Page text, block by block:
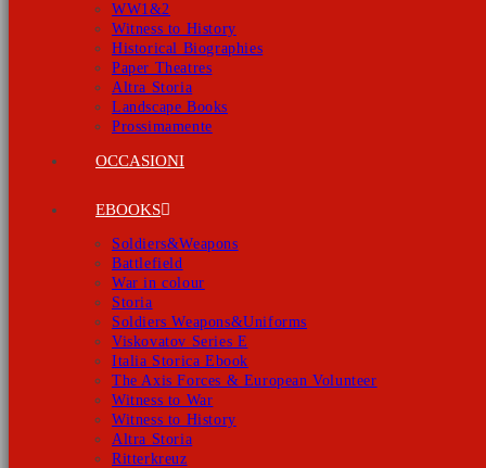
WW1&2
Witness to History
Historical Biographies
Paper Theatres
Altra Storia
Landscape Books
Prossimamente
OCCASIONI
EBOOKS
Soldiers&Weapons
Battlefield
War in colour
Storia
Soldiers Weapons&Uniforms
Viskovatov Series E
Italia Storica Ebook
The Axis Forces & European Volunteer
Witness to War
Witness to History
Altra Storia
Ritterkreuz